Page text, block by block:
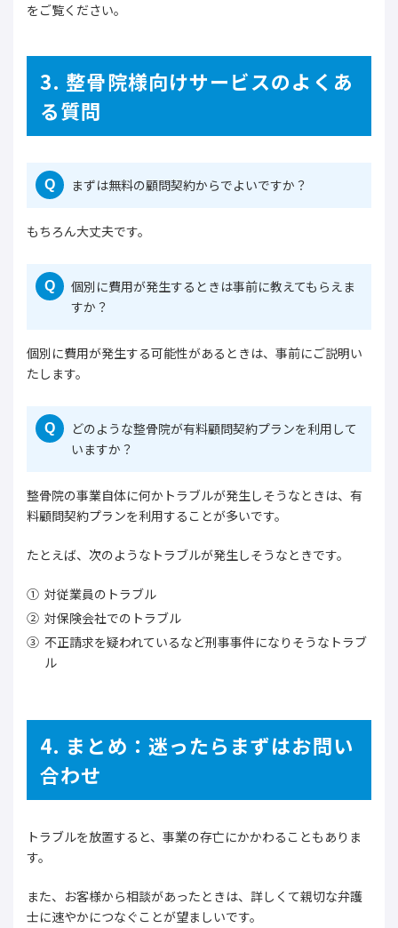
をご覧ください。
3. 整骨院様向けサービスのよくあ
る質問
Q まずは無料の顧問契約からでよいですか？
もちろん大丈夫です。
Q
個別に費用が発生するときは事前に教えてもらえま
すか？
個別に費用が発生する可能性があるときは、事前にご説明い
たします。
Q
どのような整骨院が有料顧問契約プランを利用して
いますか？
整骨院の事業自体に何かトラブルが発生しそうなときは、有
料顧問契約プランを利用することが多いです。
たとえば、次のようなトラブルが発生しそうなときです。
対従業員のトラブル
対保険会社でのトラブル
不正請求を疑われているなど刑事事件になりそうなトラブ
ル
4. まとめ：迷ったらまずはお問い
合わせ
トラブルを放置すると、事業の存亡にかかわることもありま
す。
また、お客様から相談があったときは、詳しくて親切な弁護
士に速やかにつなぐことが望ましいです。